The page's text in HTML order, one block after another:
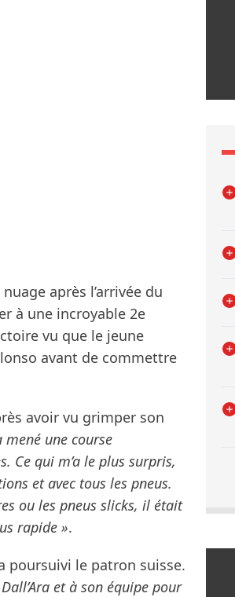
après l’arrivée du
à une incroyable 2e
vu que le jeune
avant de commettre
avoir vu grimper son
mené une course
Ce qui m’a le plus surpris,
et avec tous les pneus.
ou les pneus slicks, il était
rapide ».
poursuivi le patron suisse.
et à son équipe pour